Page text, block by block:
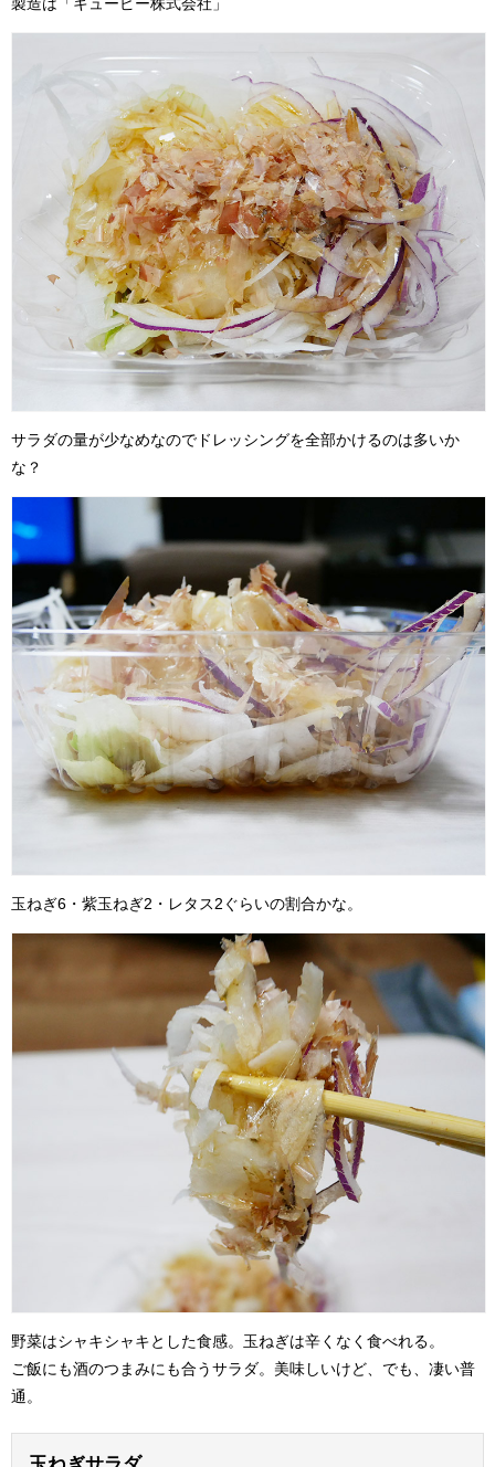
サラダの量が少なめなのでドレッシングを全部かけるのは多いか
な？
玉ねぎ6・紫玉ねぎ2・レタス2ぐらいの割合かな。
野菜はシャキシャキとした食感。玉ねぎは辛くなく食べれる。
ご飯にも酒のつまみにも合うサラダ。美味しいけど、でも、凄い普
通。